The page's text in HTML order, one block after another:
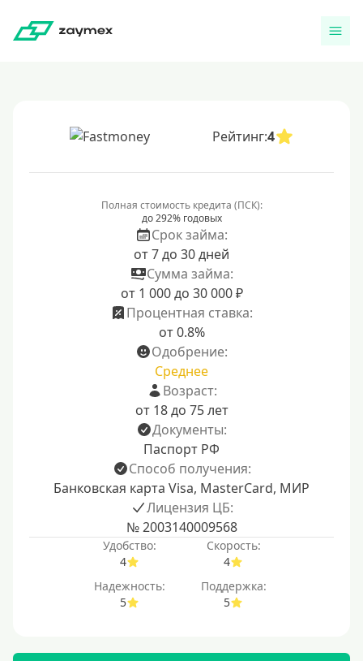
Рейтинг:4
Полная стоимость кредита (ПСК):
до 292% годовых
Срок займа:
от 7 до 30 дней
Сумма займа:
от 1 000 до 30 000 ₽
Процентная ставка:
от 0.8%
Одобрение:
Среднее
Возраст:
от 18 до 75 лет
Документы:
Паспорт РФ
Способ получения:
Банковская карта Visa, MasterCard, МИР
Лицензия ЦБ:
№ 2003140009568
Удобство:
4
Скорость:
4
Надежность:
5
Поддержка:
5